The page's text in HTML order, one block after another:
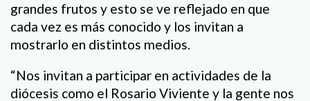
grandes frutos y esto se ve reflejado en que
cada vez es más conocido y los invitan a
mostrarlo en distintos medios.
“Nos invitan a participar en actividades de la
diócesis como el Rosario Viviente y la gente nos